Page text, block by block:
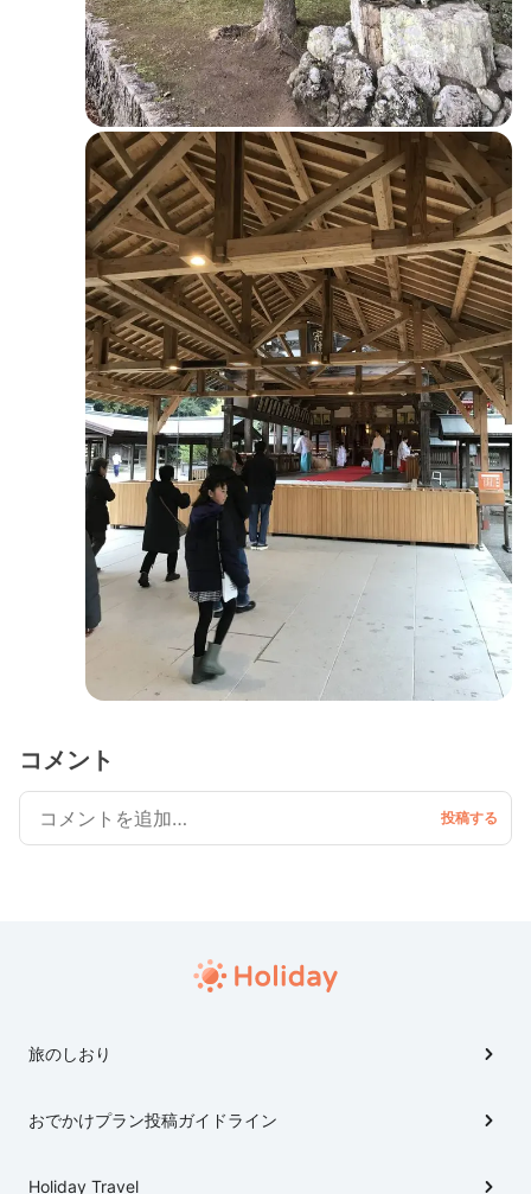
コメント
旅のしおり
おでかけプラン投稿ガイドライン
Holiday Travel